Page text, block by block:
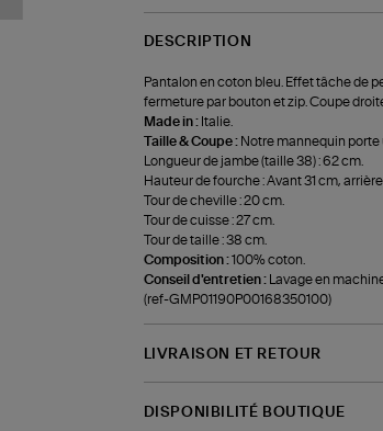
DESCRIPTION
Pantalon en coton bleu. Effet tâche de
fermeture par bouton et zip. Coupe
Made in : Italie.
Taille & Coupe : Notre mannequin porte
Longueur de jambe (taille 38) : 62 cm.
Hauteur de fourche : Avant 31 cm,
Tour de cheville : 20 cm.
Tour de cuisse : 27 cm.
Tour de taille : 38 cm.
Composition :100% coton.
Conseil d'entretien :
Lavage en
(ref-GMP01190P00168350100)
LIVRAISON ET RETOUR
DISPONIBILITÉ BOUTIQUE